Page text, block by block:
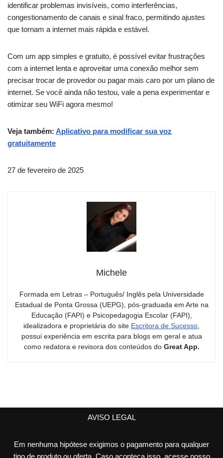
identificar problemas invisíveis, como interferências,
congestionamento de canais e sinal fraco, permitindo ajustes
que tornam a internet mais rápida e estável.
Com um app simples e gratuito, é possível evitar frustrações
com a internet lenta e aproveitar uma conexão melhor sem
precisar trocar de provedor ou pagar mais caro por um plano de
internet. Se você ainda não testou, vale a pena experimentar e
otimizar seu WiFi agora mesmo!
Veja também: Aplicativo para modificar sua voz
gratuitamente
27 de fevereiro de 2025
Michele
Formada em Letras – Português/ Inglês pela Universidade
Estadual de Ponta Grossa (UEPG), pós-graduada em Arte na
Educação (FAPI) e Psicopedagogia Escolar (FAPI),
idealizadora e proprietária do site Escritora de Sucesso
possui experiência em escrita para blogs em geral e atua
como redatora e revisora dos conteúdos do Great App.
AVISO LEGAL
Em nenhuma hipótese exigimos o pagamento para qualquer
tipo de produto ou oferta. Caso aconteça isso, acesse nosso